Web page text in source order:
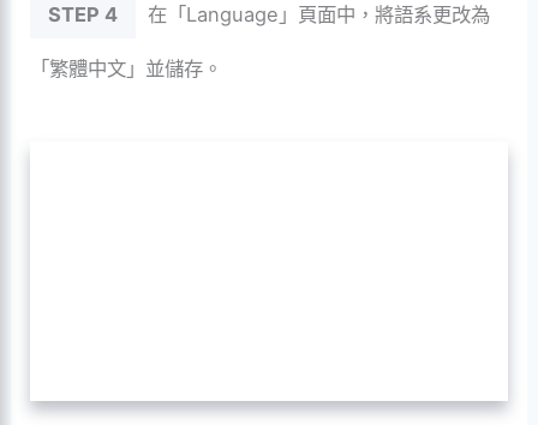
STEP 4 在「Language」頁面中，將語系更改為
「繁體中文」並儲存。